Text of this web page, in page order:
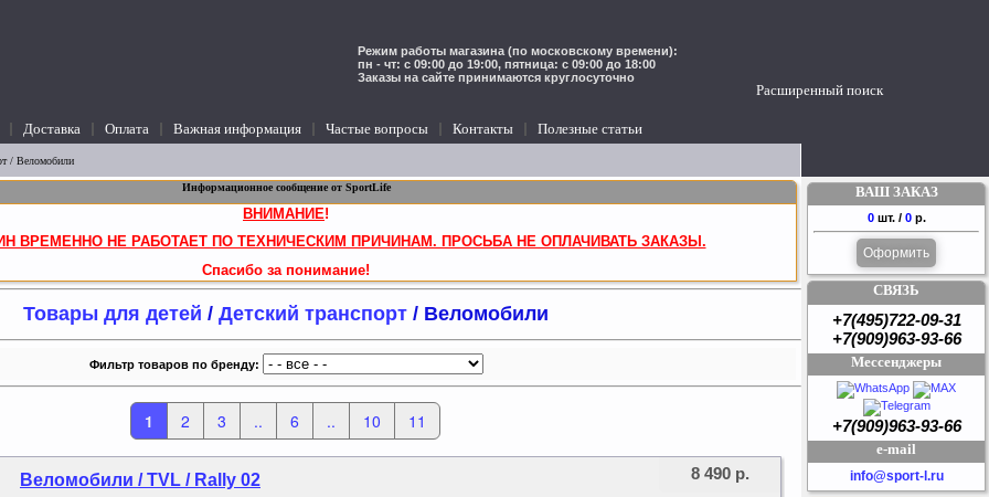
Расширенный поиск
Режим работы магазина (по московскому времени):
пн - чт: с 09:00 до 19:00, пятница: с 09:00 до 18:00
Заказы на сайте принимаются круглосуточно
Доставка Оплата Важная информация Частые вопросы Контакты Полезные статьи
/ Веломобили
Информационное сообщение от SportLife
ВНИМАНИЕ!
ВРЕМЕННО НЕ РАБОТАЕТ ПО ТЕХНИЧЕСКИМ ПРИЧИНАМ. ПРОСЬБА НЕ ОПЛАЧИВАТЬ ЗАКАЗЫ.
Спасибо за понимание!
Товары для детей / Детский транспорт / Веломобили
Фильтр товаров по бренду:
1 2 3 .. 6 .. 10 11
Веломобили / TVL / Rally 02 8 490 р.
ВАШ ЗАКАЗ
0 шт. / 0 р.
Оформить
СВЯЗЬ
+7(495)722-09-31
+7(909)963-93-66
Мессенджеры
+7(909)963-93-66
e-mail
info@sport-l.ru